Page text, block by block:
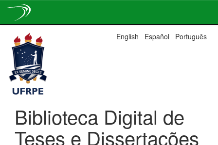
navigation
English Español Português
Biblioteca Digital de
Teses e Dissertações